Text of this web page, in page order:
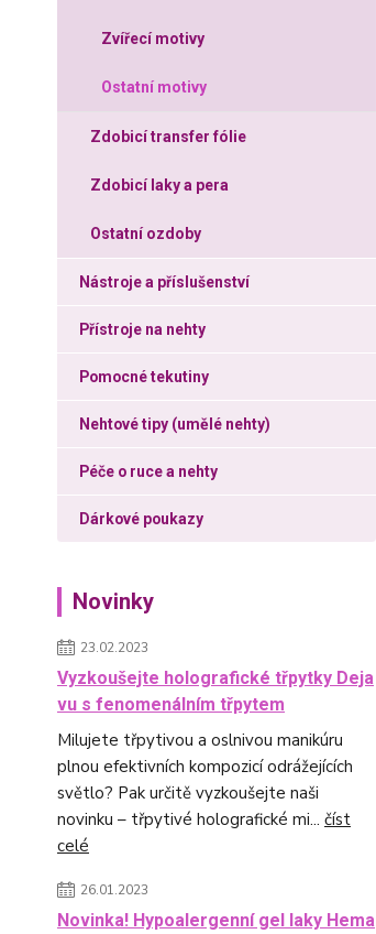
Zvířecí motivy
Ostatní motivy
Zdobicí transfer fólie
Zdobicí laky a pera
Ostatní ozdoby
Nástroje a příslušenství
Přístroje na nehty
Pomocné tekutiny
Nehtové tipy (umělé nehty)
Péče o ruce a nehty
Dárkové poukazy
Novinky
23.02.2023
Vyzkoušejte holografické třpytky Deja
vu s fenomenálním třpytem
Milujete třpytivou a oslnivou manikúru
plnou efektivních kompozicí odrážejících
světlo? Pak určitě vyzkoušejte naši
novinku – třpytivé holografické mi... číst
celé
26.01.2023
Novinka! Hypoalergenní gel laky Hema